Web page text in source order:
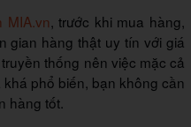
MIA.vn, trước khi mua hàng,
gian hàng thật uy tín với giá
thống nên việc mặc cả
phổ biến, bạn không cần
hàng tốt.